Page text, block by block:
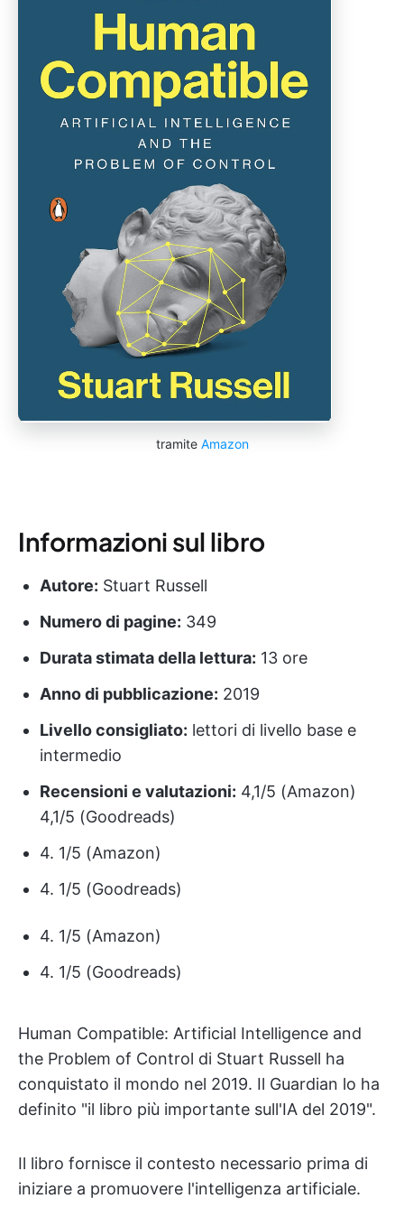
tramite Amazon
Informazioni sul libro
Autore: Stuart Russell
Numero di pagine: 349
Durata stimata della lettura: 13 ore
Anno di pubblicazione: 2019
Livello consigliato: lettori di livello base e
intermedio
Recensioni e valutazioni: 4,1/5 (Amazon)
4,1/5 (Goodreads)
4. 1/5 (Amazon)
4. 1/5 (Goodreads)
4. 1/5 (Amazon)
4. 1/5 (Goodreads)
Human Compatible: Artificial Intelligence and
the Problem of Control di Stuart Russell ha
conquistato il mondo nel 2019. Il Guardian lo ha
definito "il libro più importante sull'IA del 2019".
Il libro fornisce il contesto necessario prima di
iniziare a promuovere l'intelligenza artificiale.